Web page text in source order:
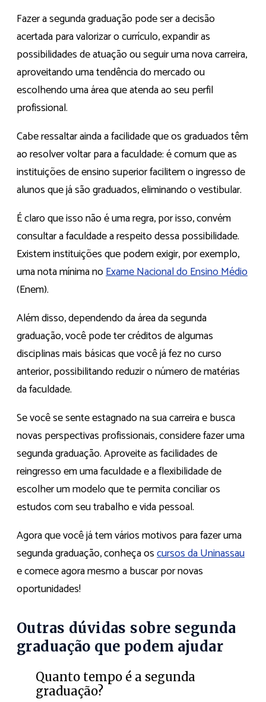
Fazer a segunda graduação pode ser a decisão
acertada para valorizar o currículo, expandir as
possibilidades de atuação ou seguir uma nova carreira,
aproveitando uma tendência do mercado ou
escolhendo uma área que atenda ao seu perfil
profissional.
Cabe ressaltar ainda a facilidade que os graduados têm
ao resolver voltar para a faculdade: é comum que as
instituições de ensino superior facilitem o ingresso de
alunos que já são graduados, eliminando o vestibular.
É claro que isso não é uma regra, por isso, convém
consultar a faculdade a respeito dessa possibilidade.
Existem instituições que podem exigir, por exemplo,
uma nota mínima noExame Nacional do Ensino Médio
(Enem).
Além disso, dependendo da área da segunda
graduação, você pode ter créditos de algumas
disciplinas mais básicas que você já fez no curso
anterior, possibilitando reduzir o número de matérias
da faculdade.
Se você se sente estagnado na sua carreira e busca
novas perspectivas profissionais, considere fazer uma
segunda graduação. Aproveite as facilidades de
reingresso em uma faculdade e a flexibilidade de
escolher um modelo que te permita conciliar os
estudos com seu trabalho e vida pessoal.
Agora que você já tem vários motivos para fazer uma
segunda graduação, conheça oscursos da Uninassau
e comece agora mesmo a buscar por novas
oportunidades!
Outras dúvidas sobre segunda
graduação que podem ajudar
Quanto tempo é a segunda
graduação?